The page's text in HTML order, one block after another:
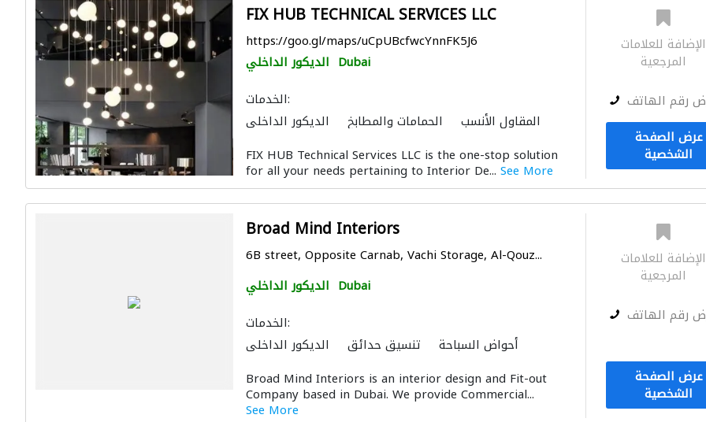
FIX HUB TECHNICAL SERVICES LLC
https://goo.gl/maps/uCpUBcfwcYnnFK5J6
الديكور الداخلي Dubai
الخدمات:
الديكور الداخلي
الحمامات والمطابخ المقاول الأنسب
FIX HUB Technical Services LLC is the one-stop solution
for all your needs pertaining to Interior De... See More
الإضافة للعلامات
المرجعية
رقم الهاتف
عرض الصفحة
الشخصية
Broad Mind Interiors
6B street, Opposite Carnab, Vachi Storage, Al-Qouz...
الديكور الداخلي Dubai
الخدمات:
الديكور الداخلي
تنسيق حدائق أحواض السباحة
أرضيات الفينيل الحمامات والمطابخ المقاول الأنسب
أعمال جبس التصميم المعماري
Broad Mind Interiors is an interior design and Fit-out
Company based in Dubai. We provide Commercial...
See More
الإضافة للعلامات
المرجعية
رقم الهاتف
عرض الصفحة
الشخصية